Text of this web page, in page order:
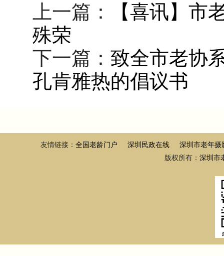
上一篇：
【喜讯】市
殊荣
下一篇： 致全市老协
孔肯雅热的倡议书
友情链接： 全国老龄门户 深圳民政在线
深圳市老年摄
版权所有： 深圳市